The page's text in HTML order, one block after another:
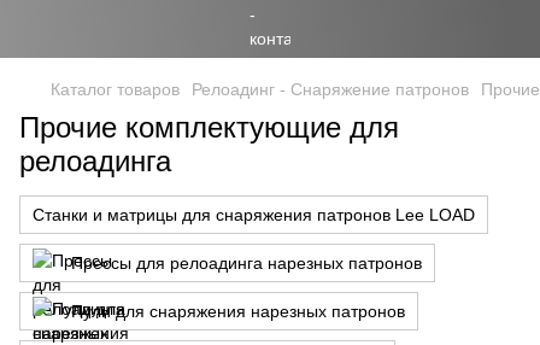
Каталог товаров Релоадинг - Снаряжение патронов
Прочие комплектующие для
релоадинга
Станки и матрицы для снаряжения патронов Lee LOAD
Прессы для релоадинга нарезных патронов
Пули для снаряжения нарезных патронов